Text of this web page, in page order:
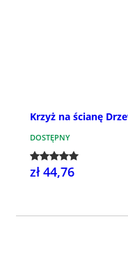
Krzyż na ścianę
DOSTĘPNY
zł 44,76